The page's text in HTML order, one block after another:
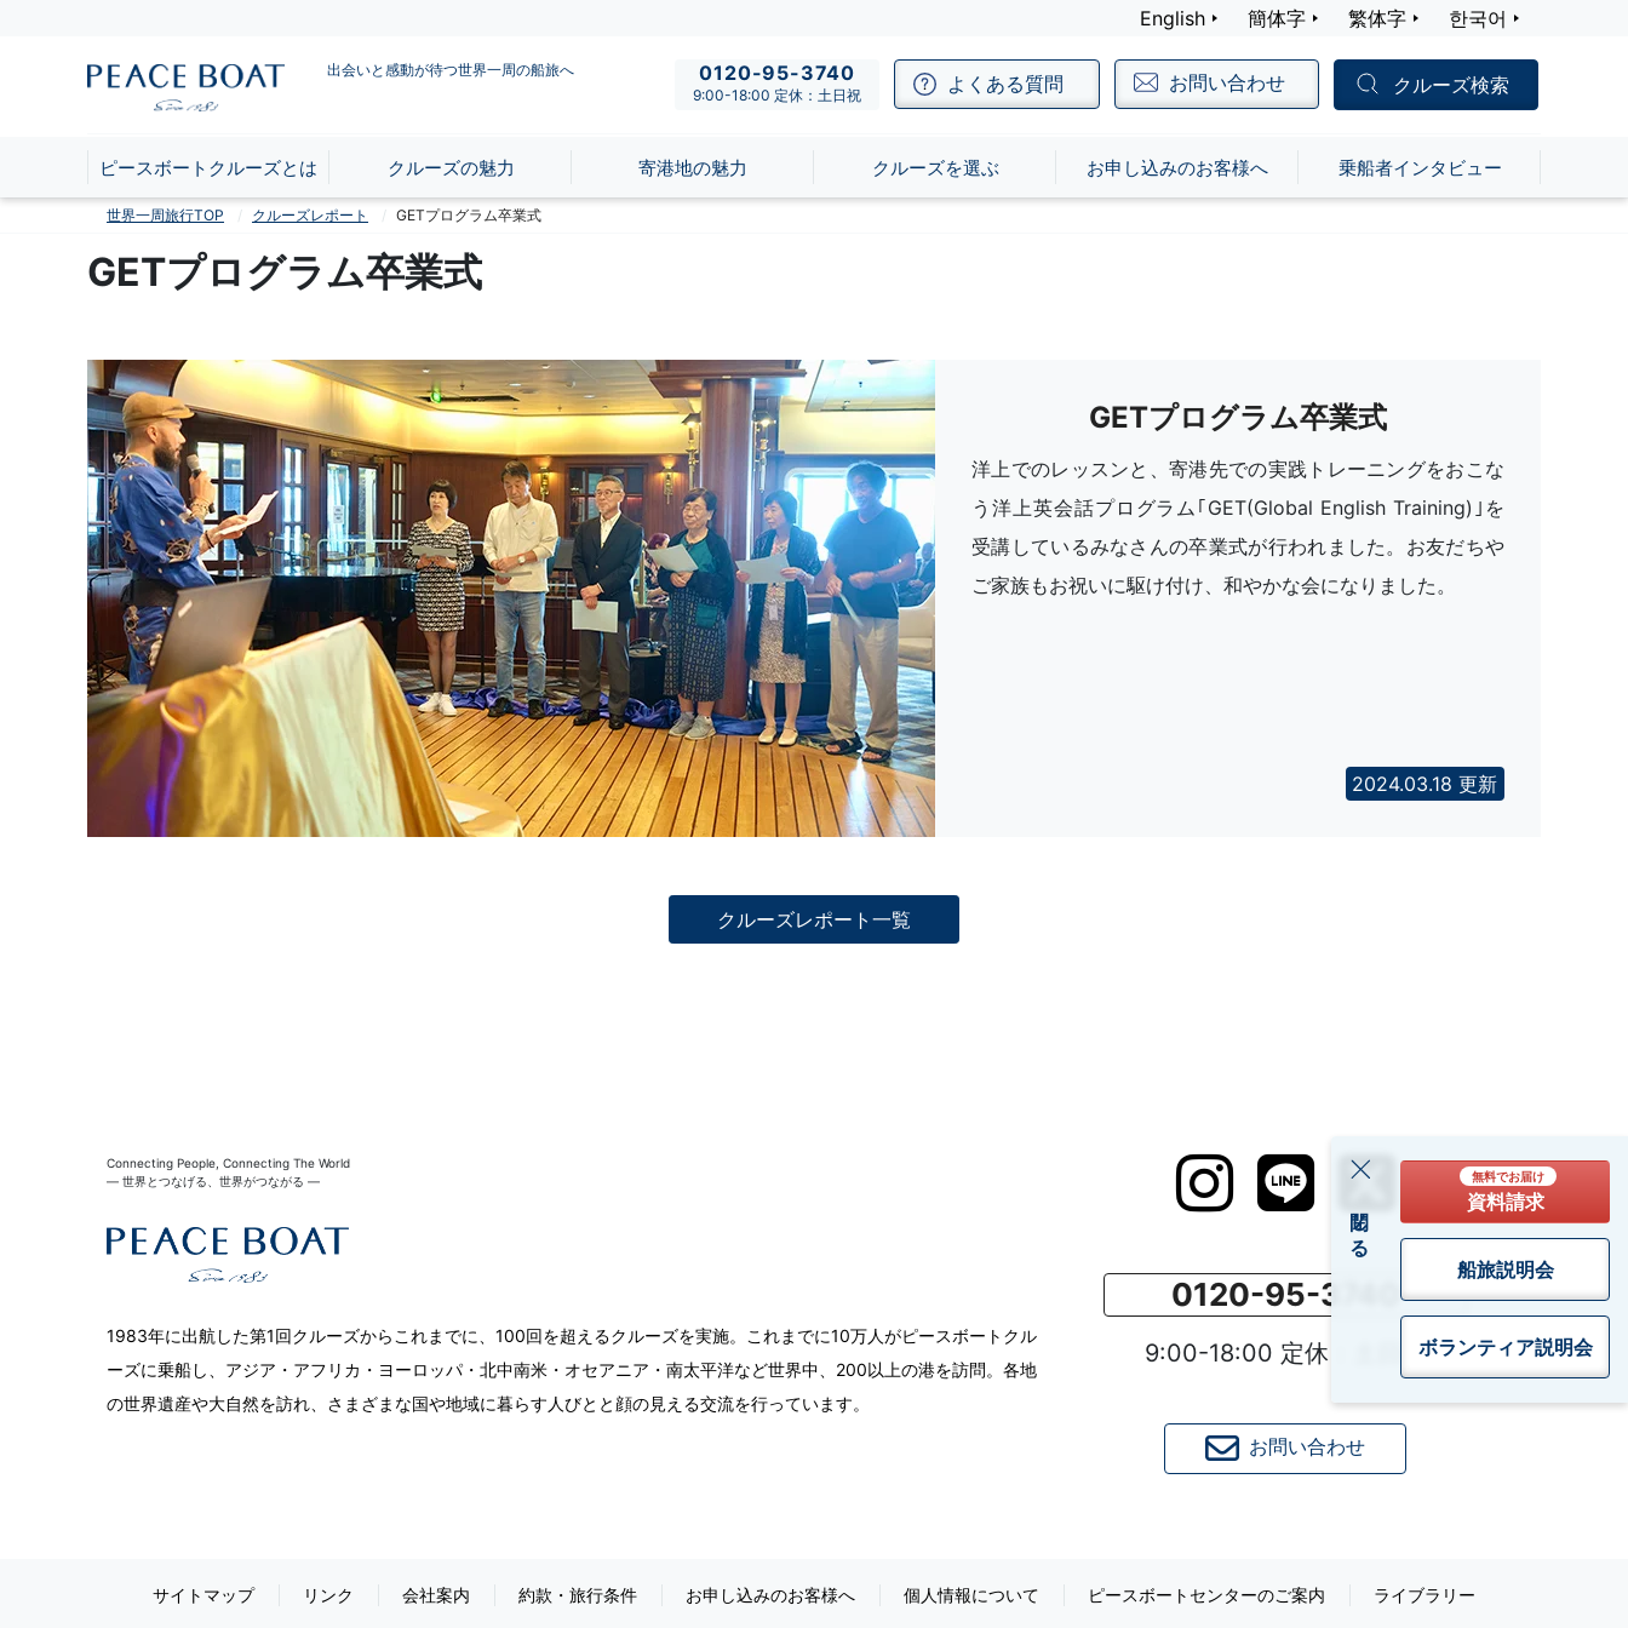
English 簡体字 繁体字 한국어
出会いと感動が待つ世界一周の船旅へ 0120-95-3740
9:00-18:00 定休：土日祝 よくある質問 お問い合わせ クルーズ検索
ピースボートクルーズとは クルーズの魅力 寄港地の魅力 クルーズを選ぶ お申し込みのお客様へ 乗船者インタビュー
閉じる
無料でお届け
資料請求
船旅説明会
ボランティア説明会
世界一周旅行TOP クルーズレポート GETプログラム卒業式
GETプログラム卒業式
GETプログラム卒業式
洋上でのレッスンと、寄港先での実践トレーニングをおこな
う洋上英会話プログラム｢GET(Global English Training)｣を
受講しているみなさんの卒業式が行われました。お友だちや
ご家族もお祝いに駆け付け、和やかな会になりました。
2024.03.18 更新
クルーズレポート一覧
0120-95-3740
9:00-18:00 定休：土日祝
お問い合わせ
Connecting People, Connecting The World
― 世界とつなげる、世界がつながる ―
1983年に出航した第1回クルーズからこれまでに、100回を超えるクルーズを実施。これまでに10万人がピースボートクル
ーズに乗船し、アジア・アフリカ・ヨーロッパ・北中南米・オセアニア・南太平洋など世界中、200以上の港を訪問。各地
の世界遺産や大自然を訪れ、さまざまな国や地域に暮らす人びとと顔の見える交流を行っています。
サイトマップ リンク 会社案内 約款・旅行条件 お申し込みのお客様へ 個人情報について ピースボートセンターのご案内 ライブラリー